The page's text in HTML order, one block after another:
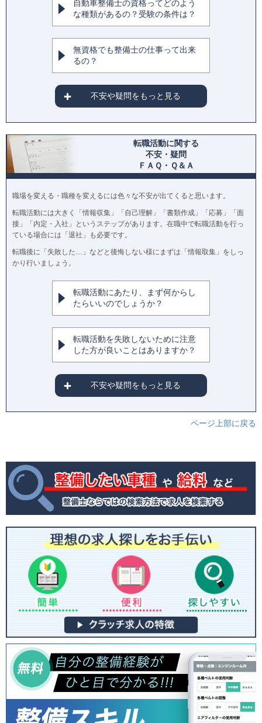
自動車整備士の資格ってどのよう
な種類があるの？受験の条件は？
無資格でも整備士の仕事って出来
るの？
不安や疑問をもっと見る
転職活動に関する
不安・疑問
ＦＡＱ・Ｑ＆Ａ
職場を変える・職種を変えるには色々な不安が出てくると思います。
転職活動には大きく「情報収集」「自己理解」「書類作成」「応募」「面
接」「内定・入社」というステップがあります。在職中で転職活動を行っ
ている場合には「退社」も必要です。
転職後に「失敗した…」などと後悔しない様にまずは「情報取集」をしっ
かり行いましょう。
転職活動にあたり、まず何からし
たらいいのでしょうか？
転職活動を失敗しないために注意
した方が良いことはありますか？
不安や疑問をもっと見る
ページ上部に戻る